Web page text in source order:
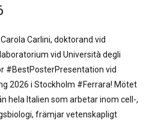
Carlini, doktorand vid
vid Università degli
#BestPosterPresentation vid
2026 i Stockholm #Ferrara! Mötet
hela Italien som arbetar inom cell-,
främjar vetenskapligt